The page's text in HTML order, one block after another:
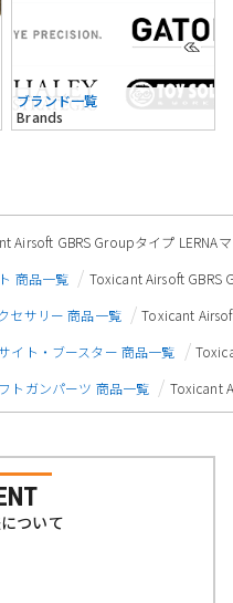
ブランド一覧
Brands
Airsoft GBRS Groupタイプ LERNA
商品一覧
Toxicant Airsoft GBRS
セサリー 商品一覧
Toxicant
イト・ブースター 商品一覧
トガンパーツ 商品一覧 Toxicant
ついて